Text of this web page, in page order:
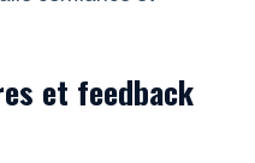
et feedback